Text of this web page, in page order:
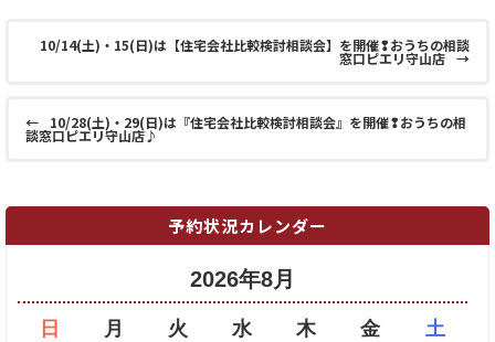
10/14(土)・15(日)は【住宅会社比較検討相談会】を開催❢おうちの相談
窓口ピエリ守山店 →
← 10/28(土)・29(日)は『住宅会社比較検討相談会』を開催❢おうちの相
談窓口ピエリ守山店♪
予約状況カレンダー
2026年8月
日 月 火 水 木 金 土